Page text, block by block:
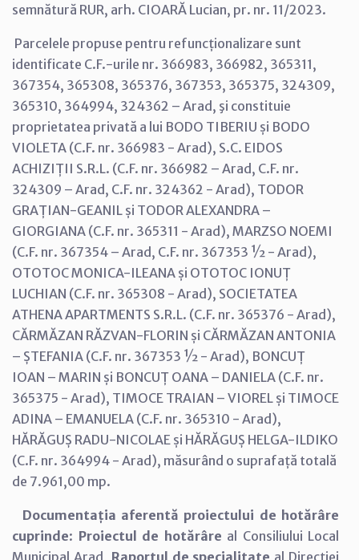
semnătură RUR, arh. CIOARĂ Lucian, pr. nr. 11/2023.
Parcelele propuse pentru refuncționalizare sunt
identificate C.F.-urile nr. 366983, 366982, 365311,
367354, 365308, 365376, 367353, 365375, 324309,
365310, 364994, 324362 – Arad, şi constituie
proprietatea privată a lui BODO TIBERIU și BODO
VIOLETA (C.F. nr. 366983 - Arad), S.C. EIDOS
ACHIZIȚII S.R.L. (C.F. nr. 366982 – Arad, C.F. nr.
324309 – Arad, C.F. nr. 324362 - Arad), TODOR
GRAȚIAN-GEANIL și TODOR ALEXANDRA –
GIORGIANA (C.F. nr. 365311 - Arad), MARZSO NOEMI
(C.F. nr. 367354 – Arad, C.F. nr. 367353 ½ - Arad),
OTOTOC MONICA-ILEANA și OTOTOC IONUȚ
LUCHIAN (C.F. nr. 365308 - Arad), SOCIETATEA
ATHENA APARTMENTS S.R.L. (C.F. nr. 365376 - Arad),
CĂRMĂZAN RĂZVAN-FLORIN și CĂRMĂZAN ANTONIA
– ȘTEFANIA (C.F. nr. 367353 ½ - Arad), BONCUȚ
IOAN – MARIN și BONCUȚ OANA – DANIELA (C.F. nr.
365375 - Arad), TIMOCE TRAIAN – VIOREL și TIMOCE
ADINA – EMANUELA (C.F. nr. 365310 - Arad),
HĂRĂGUȘ RADU-NICOLAE și HĂRĂGUȘ HELGA-ILDIKO
(C.F. nr. 364994 - Arad), măsurând o suprafață totală
de 7.961,00 mp.
Documentația aferentă proiectului de hotărâre
cuprinde: Proiectul de hotărâre al Consiliului Local
Municipal Arad, Raportul de specialitate al Direcției